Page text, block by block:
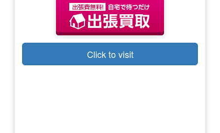
Click to visit